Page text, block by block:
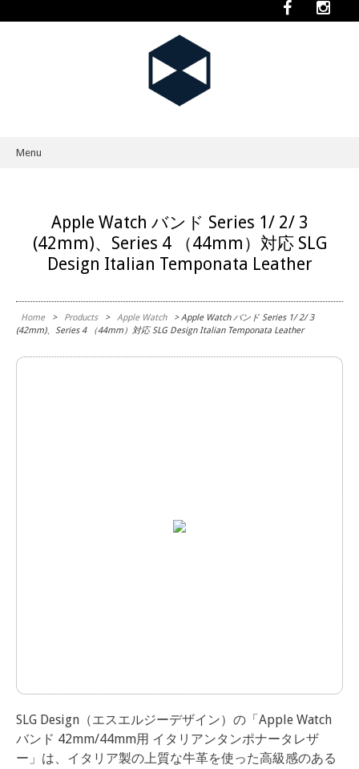
Menu
Apple Watch バンド Series 1/ 2/ 3
(42mm)、Series 4 （44mm）対応 SLG
Design Italian Temponata Leather
Home > Products > Apple Watch
> Apple Watch バンド Series 1/ 2/ 3
(42mm)、Series 4 （44mm）対応 SLG Design Italian Temponata Leather
SLG Design（エスエルジーデザイン）の「Apple Watch
バンド 42mm/44mm用 イタリアンタンポナータレザ
ー」は、イタリア製の上質な牛革を使った高級感のある